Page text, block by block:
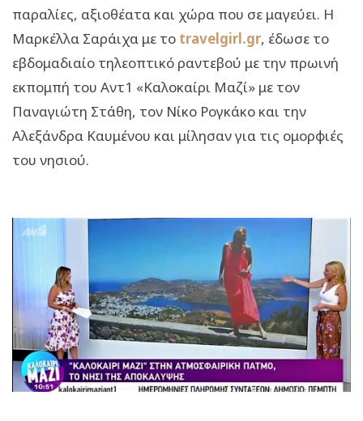
παραλίες, αξιοθέατα και χώρα που σε μαγεύει. Η
Μαρκέλλα Σαράιχα με το travelgirl.gr, έδωσε το
εβδομαδιαίο τηλεοπτικό ραντεβού με την πρωινή
εκπομπή του Αντ1 «Καλοκαίρι Μαζί» με τον
Παναγιώτη Στάθη, τον Νίκο Ρογκάκο και την
Αλεξάνδρα Καυμένου και μίλησαν για τις ομορφιές
του νησιού.